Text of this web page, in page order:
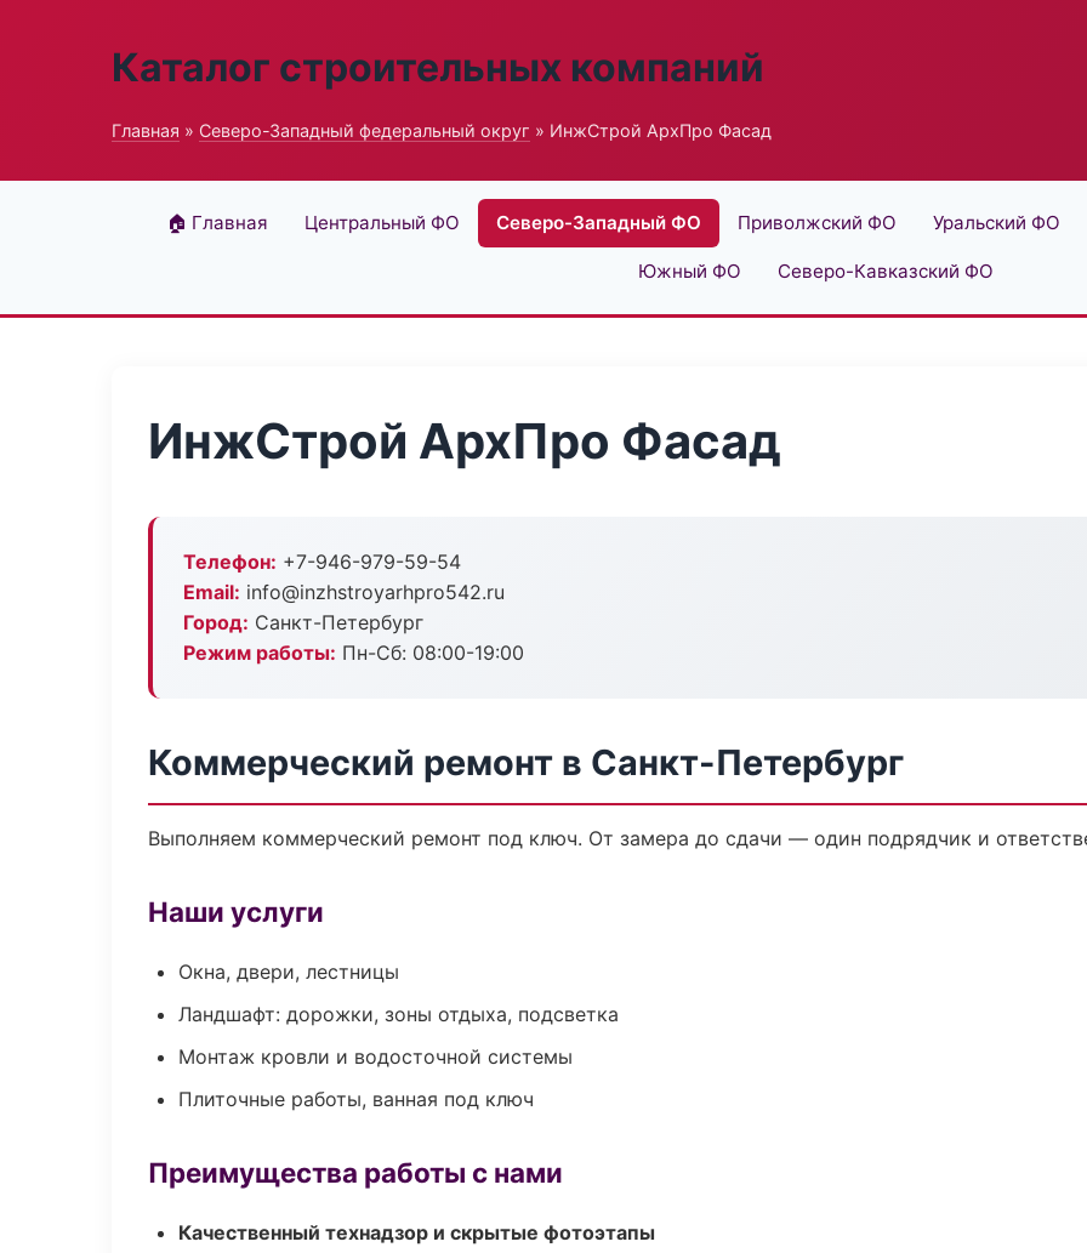
Каталог строительных компаний
Главная » Северо-Западный федеральный округ » ИнжСтрой АрхПро Фасад
🏠 Главная Центральный ФО Северо-Западный ФО Приволжский ФО Уральский ФО
Южный ФО Северо-Кавказский ФО
ИнжСтрой АрхПро Фасад
Телефон: +7-946-979-59-54
Email: info@inzhstroyarhpro542.ru
Город: Санкт-Петербург
Режим работы: Пн-Сб: 08:00-19:00
Коммерческий ремонт в Санкт-Петербург
Выполняем коммерческий ремонт под ключ. От замера до сдачи — один подрядчик и
Наши услуги
Окна, двери, лестницы
Ландшафт: дорожки, зоны отдыха, подсветка
Монтаж кровли и водосточной системы
Плиточные работы, ванная под ключ
Преимущества работы с нами
Качественный технадзор и скрытые фотоэтапы